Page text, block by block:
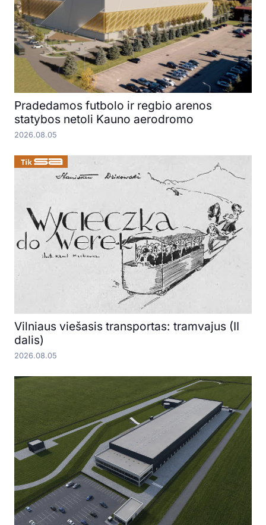
Pradedamos futbolo ir regbio arenos
statybos netoli Kauno aerodromo
2026.08.05
Vilniaus viešasis transportas: tramvajus (II
dalis)
2026.08.05